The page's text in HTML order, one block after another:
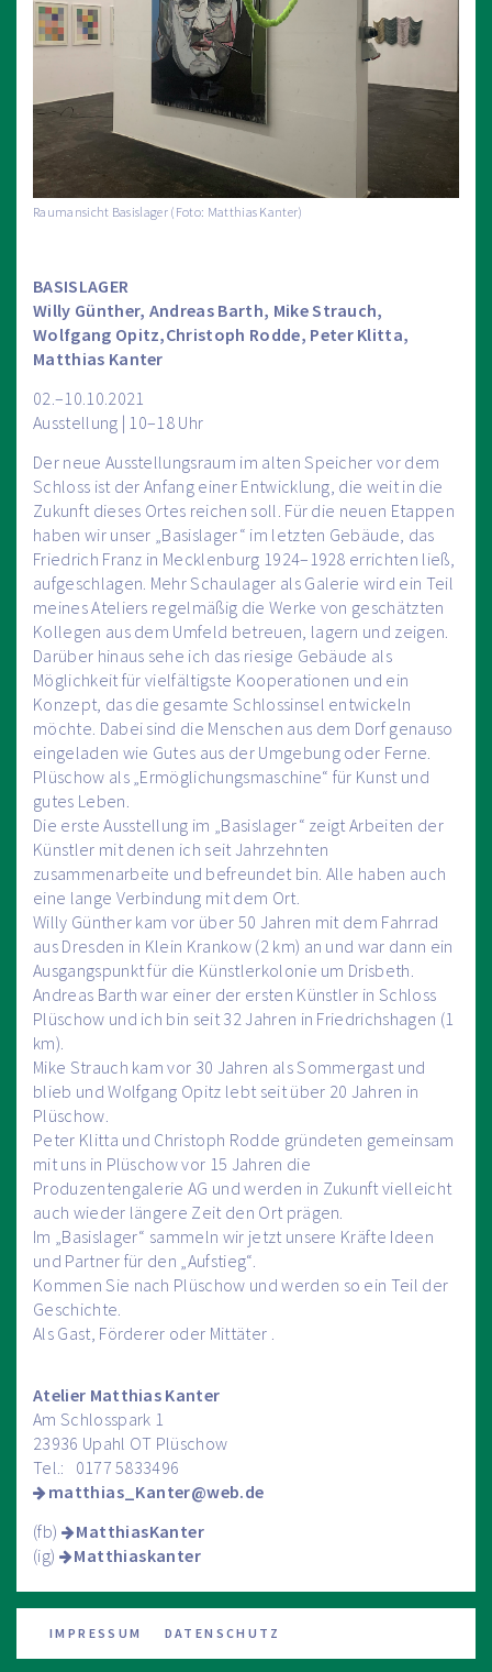
Raumansicht Basislager (Foto: Matthias Kanter)
BASISLAGER
Willy Günther, Andreas Barth, Mike Strauch,
Wolfgang Opitz,Christoph Rodde, Peter Klitta,
Matthias Kanter
02.–10.10.2021
Ausstellung | 10–18 Uhr
Der neue Ausstellungsraum im alten Speicher vor dem
Schloss ist der Anfang einer Entwicklung, die weit in die
Zukunft dieses Ortes reichen soll. Für die neuen Etappen
haben wir unser „Basislager“ im letzten Gebäude, das
Friedrich Franz in Mecklenburg 1924–1928 errichten ließ,
aufgeschlagen. Mehr Schaulager als Galerie wird ein Teil
meines Ateliers regelmäßig die Werke von geschätzten
Kollegen aus dem Umfeld betreuen, lagern und zeigen.
Darüber hinaus sehe ich das riesige Gebäude als
Möglichkeit für vielfältigste Kooperationen und ein
Konzept, das die gesamte Schlossinsel entwickeln
möchte. Dabei sind die Menschen aus dem Dorf genauso
eingeladen wie Gutes aus der Umgebung oder Ferne.
Plüschow als „Ermöglichungsmaschine“ für Kunst und
gutes Leben.
Die erste Ausstellung im „Basislager“ zeigt Arbeiten der
Künstler mit denen ich seit Jahrzehnten
zusammenarbeite und befreundet bin. Alle haben auch
eine lange Verbindung mit dem Ort.
Willy Günther kam vor über 50 Jahren mit dem Fahrrad
aus Dresden in Klein Krankow (2 km) an und war dann ein
Ausgangspunkt für die Künstlerkolonie um Drisbeth.
Andreas Barth war einer der ersten Künstler in Schloss
Plüschow und ich bin seit 32 Jahren in Friedrichshagen (1
km).
Mike Strauch kam vor 30 Jahren als Sommergast und
blieb und Wolfgang Opitz lebt seit über 20 Jahren in
Plüschow.
Peter Klitta und Christoph Rodde gründeten gemeinsam
mit uns in Plüschow vor 15 Jahren die
Produzentengalerie AG und werden in Zukunft vielleicht
auch wieder längere Zeit den Ort prägen.
Im „Basislager“ sammeln wir jetzt unsere Kräfte Ideen
und Partner für den „Aufstieg“.
Kommen Sie nach Plüschow und werden so ein Teil der
Geschichte.
Als Gast, Förderer oder Mittäter .
Atelier Matthias Kanter
Am Schlosspark 1
23936 Upahl OT Plüschow
Tel.: 0177 5833496
matthias_Kanter@web.de
(fb)
MatthiasKanter
(ig)
Matthiaskanter
Navigation
überspringen
IMPRESSUM DATENSCHUTZ